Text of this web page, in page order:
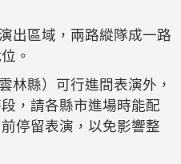
出區域，兩路縱隊成一路
。
林縣）可行進間表演外，
，請各縣市進場時能配
停留表演，以免影響整